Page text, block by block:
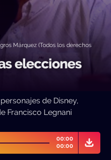
Márquez (Todos los derechos
elecciones
de Disney,
Francisco Legnani
00:00
00:00